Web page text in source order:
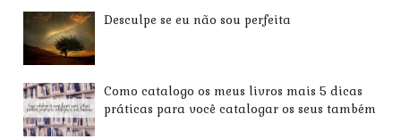
Desculpe se eu não sou perfeita
Como catalogo os meus livros mais 5 dicas
práticas para você catalogar os seus também